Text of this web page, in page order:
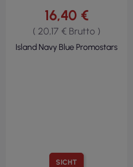
SICHT
16,40 €
( 20,17 € Brutto )
Island Navy Blue Promostars